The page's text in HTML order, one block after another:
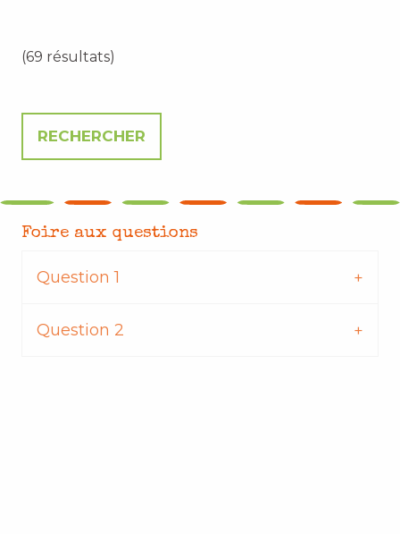
(69 résultats)
Foire aux questions
Question 1
Question 2